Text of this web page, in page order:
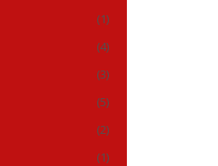
(1)
(4)
(3)
(5)
(2)
(1)